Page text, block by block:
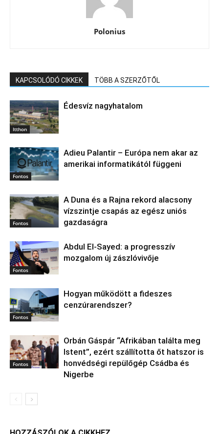
Polonius
KAPCSOLÓDÓ CIKKEK TÖBB A SZERZŐTŐL
Itthon
Édesvíz nagyhatalom
Fontos
Adieu Palantir – Európa nem akar az
amerikai informatikától függeni
Fontos
A Duna és a Rajna rekord alacsony
vízszintje csapás az egész uniós
gazdaságra
Fontos
Abdul El‑Sayed: a progresszív
mozgalom új zászlóvivője
Fontos
Hogyan működött a fideszes
cenzúrarendszer?
Fontos
Orbán Gáspár “Afrikában találta meg
Istent”, ezért szállította őt hatszor is
honvédségi repülőgép Csádba és
Nigerbe